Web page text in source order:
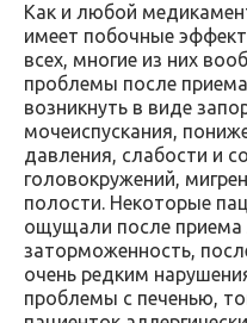
Как и любой
имеет побочные
всех, многие из них
проблемы после
возникнуть в виде
мочеиспускания,
давления, слабости и
головокружений,
полости. Некоторые
ощущали после приема
заторможенность,
очень редким
проблемы с печенью,